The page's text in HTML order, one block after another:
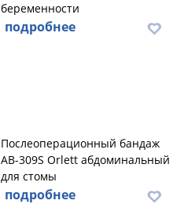
беременности
подробнее
Послеоперационный бандаж
AB-309S Orlett абдоминальный
для стомы
подробнее